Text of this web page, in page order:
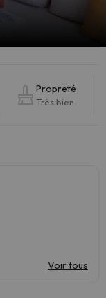
Propreté
Très bien
Voir tous